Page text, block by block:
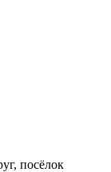
посёлок